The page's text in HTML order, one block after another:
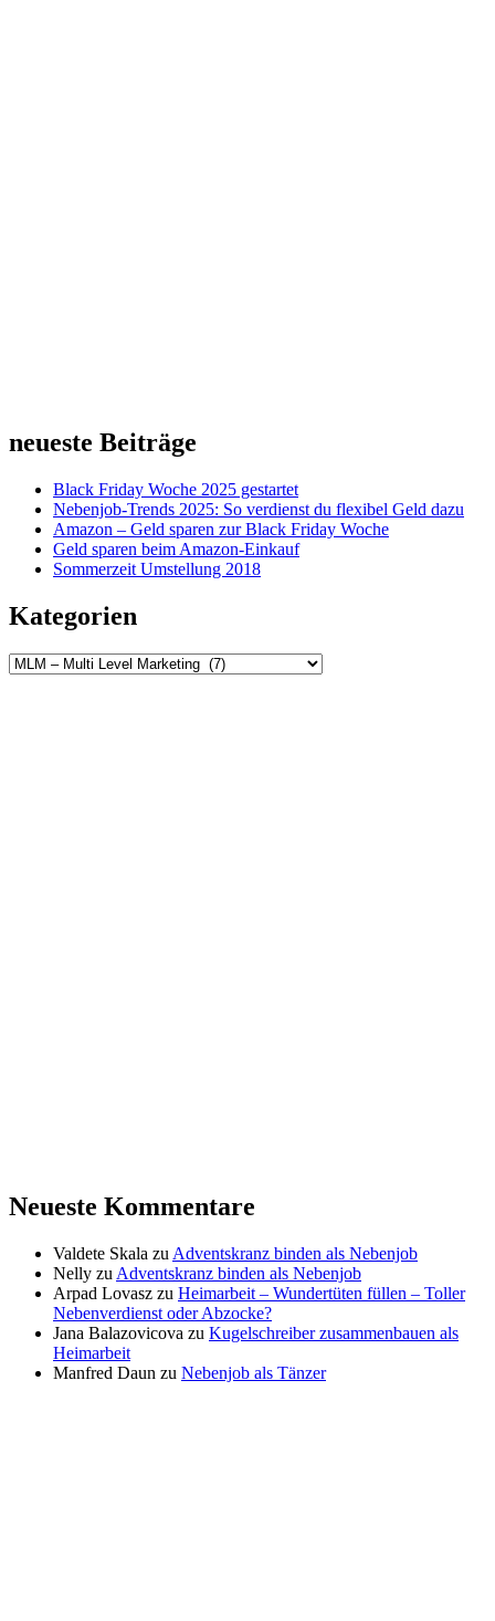
neueste Beiträge
Black Friday Woche 2025 gestartet
Nebenjob-Trends 2025: So verdienst du flexibel Geld dazu
Amazon – Geld sparen zur Black Friday Woche
Geld sparen beim Amazon-Einkauf
Sommerzeit Umstellung 2018
Kategorien
Kategorien
Neueste Kommentare
Valdete Skala zu Adventskranz binden als Nebenjob
Nelly zu Adventskranz binden als Nebenjob
Arpad Lovasz zu Heimarbeit – Wundertüten füllen – Toller
Nebenverdienst oder Abzocke?
Jana Balazovicova zu Kugelschreiber zusammenbauen als
Heimarbeit
Manfred Daun zu Nebenjob als Tänzer